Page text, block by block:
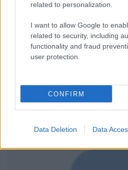
related to personalization.
I want to allow Google to
related to security, including
functionality and fraud
user protection.
CONFIRM
Data Deletion Data
Szóval a húsunk már
fűszerek mellé pedig most
hagyma, paradicsom és
megy a húshoz - na meg egy
Nem kell szétfőzni a
megkapatni a tűzzel - a
fűszerezünk ha kell, persze